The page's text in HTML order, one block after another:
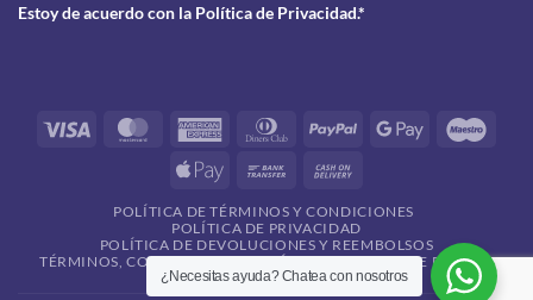
¿Necesitas ayuda? Chatea con nosotros
Estoy de acuerdo con la Política de Privacidad.*
Visa MasterCardAmerican
Dinners PayPal
Google
Apple
Bank
Delivery
POLÍTICA DE TÉRMINOS Y CONDICIONES
POLÍTICA DE PRIVACIDAD
POLÍTICA DE DEVOLUCIONES Y REEMBOLSOS
TÉRMINOS, CONDICIONES Y POLÍTICAS GOLEADA DE PREMIOS
2026